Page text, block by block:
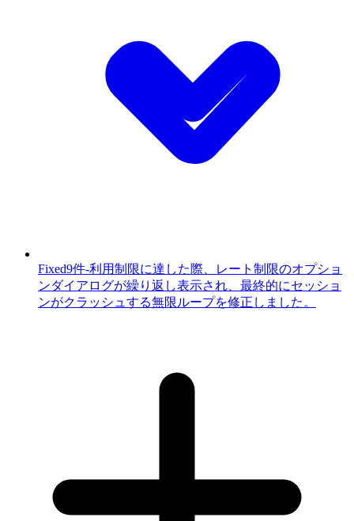
Fixed9件-利用制限に達した際、レート制限のオプショ
ンダイアログが繰り返し表示され、最終的にセッショ
ンがクラッシュする無限ループを修正しました。